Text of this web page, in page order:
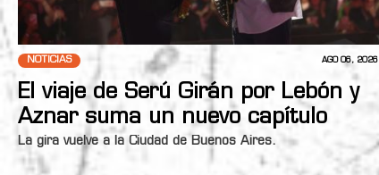
NOTICIAS AGO 06, 2026
El viaje de Serú Girán por Lebón y
Aznar suma un nuevo capítulo
La gira vuelve a la Ciudad de Buenos Aires.